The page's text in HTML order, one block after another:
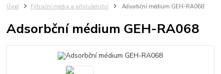
Úvod Filtrační média a příslušenství Adsorbční médium GEH-RA068
Adsorbční médium GEH-RA068